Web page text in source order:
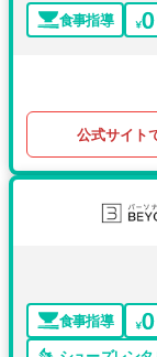
食事指導
公式サイト
食事指導